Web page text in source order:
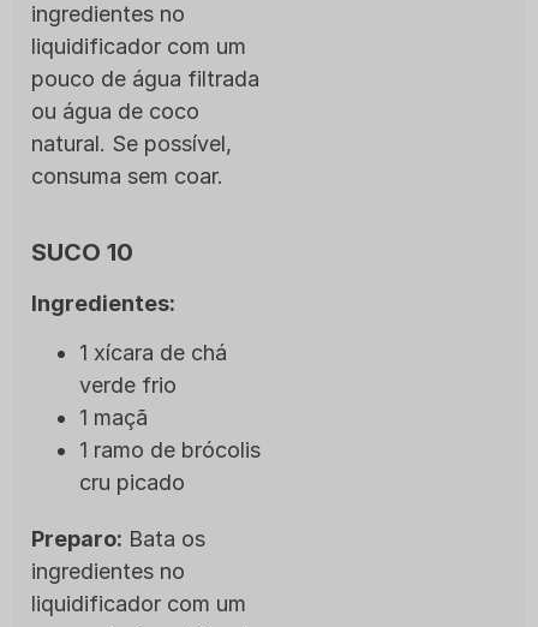
ingredientes no
liquidificador com um
pouco de água filtrada
ou água de coco
natural. Se possível,
consuma sem coar.
SUCO 10
Ingredientes:
1 xícara de chá
verde frio
1 maçã
1 ramo de brócolis
cru picado
Preparo: Bata os
ingredientes no
liquidificador com um